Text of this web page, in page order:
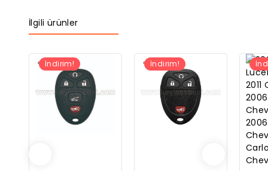
İlgili ürünler
İndirim! İndirim!